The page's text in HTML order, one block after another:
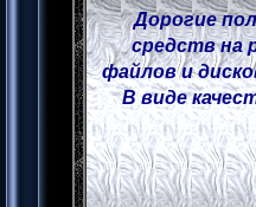
Дорогие
средств на
файлов и
В виде